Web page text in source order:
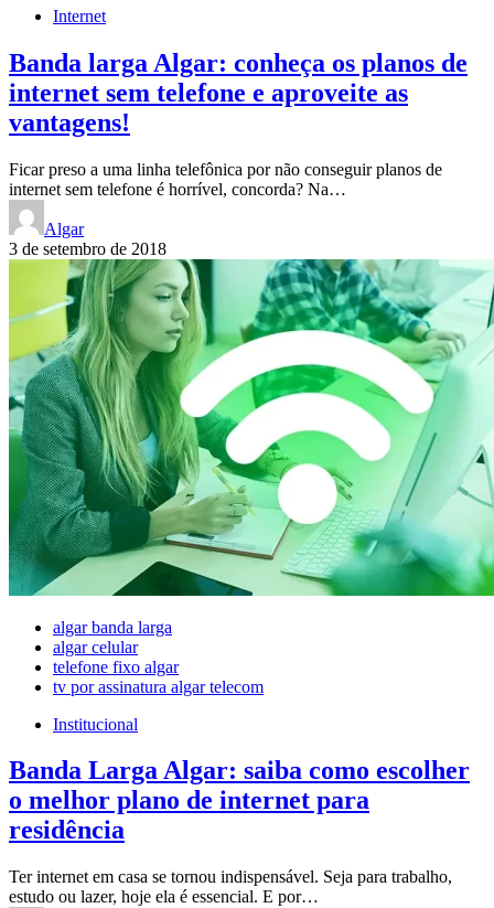
Internet
Banda larga Algar: conheça os planos de
internet sem telefone e aproveite as
vantagens!
Ficar preso a uma linha telefônica por não conseguir planos de
internet sem telefone é horrível, concorda? Na…
Algar
3 de setembro de 2018
algar banda larga
algar celular
telefone fixo algar
tv por assinatura algar telecom
Institucional
Banda Larga Algar: saiba como escolher
o melhor plano de internet para
residência
Ter internet em casa se tornou indispensável. Seja para trabalho,
estudo ou lazer, hoje ela é essencial. E por…